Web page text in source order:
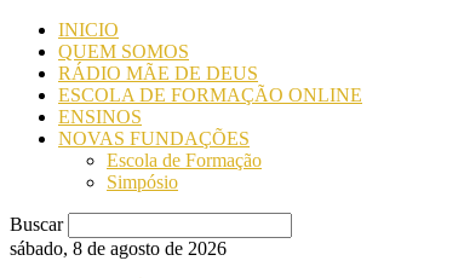
INICIO
QUEM SOMOS
RÁDIO MÃE DE DEUS
ESCOLA DE FORMAÇÃO ONLINE
ENSINOS
NOVAS FUNDAÇÕES
Escola de Formação
Simpósio
Buscar
sábado, 8 de agosto de 2026